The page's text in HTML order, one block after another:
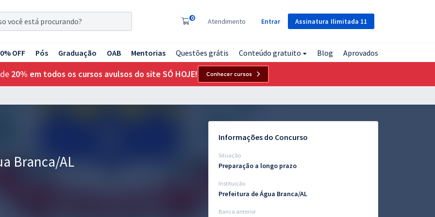
Assinatura Ilimitada 11
0 Atendimento Entrar
OFF Pós Graduação OAB Mentorias Questões grátis Conteúdo gratuito Blog Aprovados
20% em todos os cursos avulsos do site SÓ HOJE! Conhecer cursos
Branca/AL
Informações do Concurso
Situação
Preparação a longo prazo
Instituição
Prefeitura de Água Branca/AL
Banca anterior